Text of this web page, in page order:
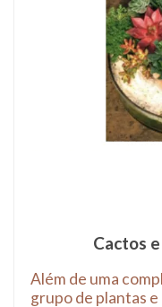
Cactos
Além de uma
grupo de plantas